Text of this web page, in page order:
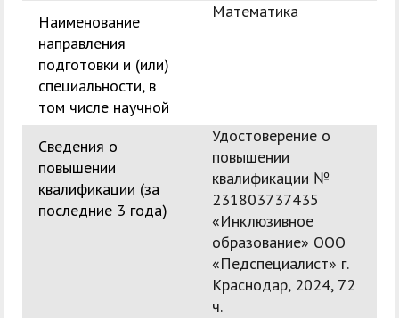
Наименование
направления
подготовки и (или)
специальности, в
том числе научной
Математика
Сведения о
повышении
квалификации (за
последние 3 года)
Удостоверение о
повышении
квалификации №
231803737435
«Инклюзивное
образование» ООО
«Педспециалист» г.
Краснодар, 2024, 72
ч.